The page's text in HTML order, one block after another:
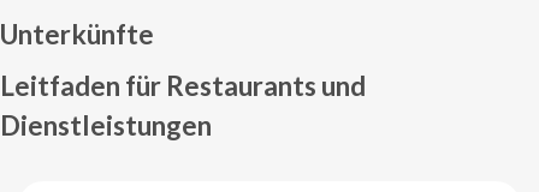
Unterkünfte
Leitfaden für Restaurants und
Dienstleistungen